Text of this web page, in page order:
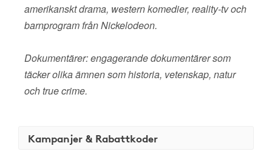
amerikanskt drama, western komedier, reality-tv och
barnprogram från Nickelodeon.
Dokumentärer: engagerande dokumentärer som
täcker olika ämnen som historia, vetenskap, natur
och true crime.
Kampanjer & Rabattkoder